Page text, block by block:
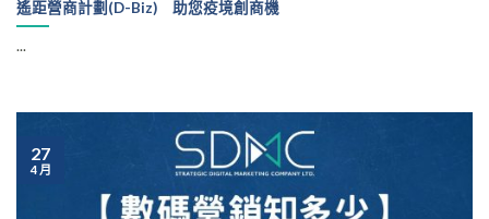
遙距營商計劃(D-Biz) 助您疫境創商機
...
27
4 月